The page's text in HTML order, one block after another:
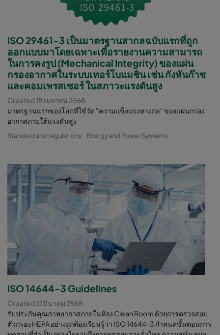
ISO 29461-3 เป็นมาตรฐานสากลฉบับแรกที่ถูก
ออกแบบมาโดยเฉพาะเพื่อรายงานความสามารถ
ในการคงรูป (Mechanical Integrity) ของแผ่น
กรองอากาศในระบบเทอร์โบแมชิน เช่น กังหันก๊าซ
และคอมเพรสเซอร์ ในสภาวะแรงดันสูง
Created 18 เมษายน 2568
มาตรฐานแรกของโลกที่ใช้วัด "ความแข็งแรงทางกล" ของแผ่นกรอง
อากาศภายใต้แรงดันสูง
Standard and regulations Energy and Power Systems
ISO 14644-3 Guidelines
Created 21 มีนาคม 2568
รับประกันคุณภาพอากาศภายในห้อง Clean Room ด้วยการตรวจสอบ
ตัวกรอง HEPA อย่างถูกต้องเรียนรู้ว่า ISO 14644-3 กำหนดขั้นตอนการ